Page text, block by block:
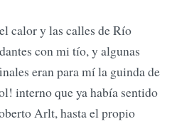
calor y las calles de Río
con mi tío, y algunas
eran para mí la guinda de
interno que ya había sentido
Arlt, hasta el propio